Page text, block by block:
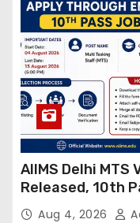
AIIMS Delhi
Released, 10th
Through Email
Aug 4, 2026